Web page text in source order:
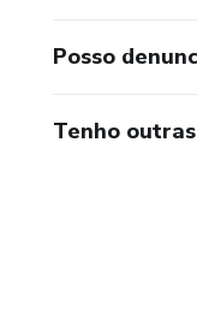
Posso
Tenho